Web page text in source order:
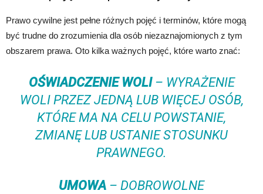
Prawo cywilne jest pełne różnych pojęć i terminów, które mogą
być trudne do zrozumienia dla osób niezaznajomionych z tym
obszarem prawa. Oto kilka ważnych pojęć, które warto znać:
OŚWIADCZENIE WOLI– WYRAŻENIE
WOLI PRZEZ JEDNĄ LUB WIĘCEJ OSÓB,
KTÓRE MA NA CELU POWSTANIE,
ZMIANĘ LUB USTANIE STOSUNKU
PRAWNEGO.
UMOWA – DOBROWOLNE